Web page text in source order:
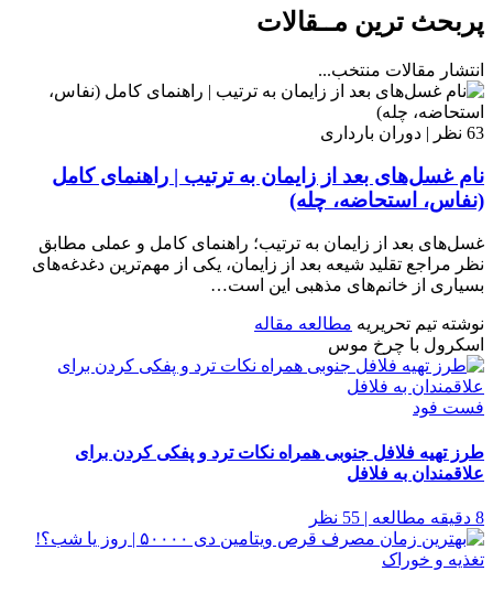
پربحث ترین مــقالات
انتشار مقالات منتخب...
63 نظر | دوران بارداری
نام غسل‌های بعد از زایمان به ترتیب | راهنمای کامل
(نفاس، استحاضه، چله)
غسل‌های بعد از زایمان به ترتیب؛ راهنمای کامل و عملی مطابق
نظر مراجع تقلید شیعه بعد از زایمان، یکی از مهم‌ترین دغدغه‌های
بسیاری از خانم‌های مذهبی این است…
نوشته تیم تحریریه مطالعه مقاله
اسکرول با چرخ موس
فست فود
طرز تهیه فلافل جنوبی همراه نکات ترد و پفکی کردن برای
علاقمندان به فلافل
8 دقیقه مطالعه | 55 نظر
تغذیه و خوراک